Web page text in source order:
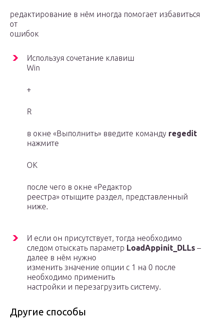
редактирование в нём иногда помогает избавиться
от
ошибок
Используя сочетание клавиш
Win
+
R
в окне «Выполнить» введите команду regedit
нажмите
OK
после чего в окне «Редактор
реестра» отыщите раздел, представленный
ниже.
И если он присутствует, тогда необходимо
следом отыскать параметр LoadAppinit_DLLs –
далее в нём нужно
изменить значение опции с 1 на 0 после
необходимо применить
настройки и перезагрузить систему.
Другие способы